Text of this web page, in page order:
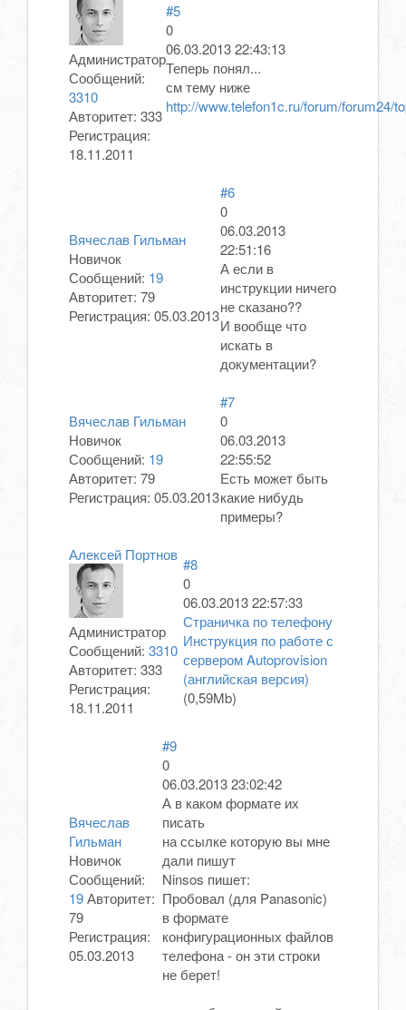
Администратор
Сообщений:
3310
Авторитет: 333
Регистрация:
18.11.2011
#5
0
06.03.2013 22:43:13
Теперь понял...
см тему ниже
http://www.telefon1c.ru/forum/forum24/
Вячеслав Гильман
Новичок
Сообщений: 19
Авторитет: 79
Регистрация: 05.03.2013
#6
0
06.03.2013
22:51:16
А если в
инструкции ничего
не сказано??
И вообще что
искать в
документации?
Вячеслав Гильман
Новичок
Сообщений: 19
Авторитет: 79
Регистрация: 05.03.2013
#7
0
06.03.2013
22:55:52
Есть может быть
какие нибудь
примеры?
Алексей Портнов
Администратор
Сообщений: 3310
Авторитет: 333
Регистрация:
18.11.2011
#8
0
06.03.2013 22:57:33
Страничка по телефону
Инструкция по работе с
сервером Autoprovision
(английская версия)
(0,59Mb)
Вячеслав
Гильман
Новичок
Сообщений:
19Авторитет:
79
Регистрация:
05.03.2013
#9
0
06.03.2013 23:02:42
А в каком формате их
писать
на ссылке которую вы мне
дали пишут
Ninsos пишет:
Пробовал (для Panasonic)
в формате
конфигурационных файлов
телефона - он эти строки
не берет!